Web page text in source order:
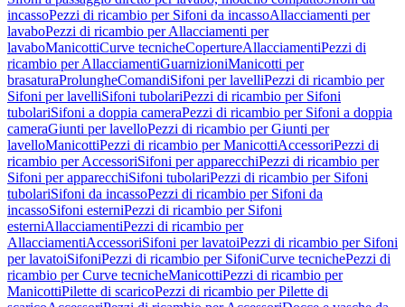
incassoPezzi di ricambio per Sifoni da incassoAllacciamenti per
lavaboPezzi di ricambio per Allacciamenti per
lavaboManicottiCurve tecnicheCopertureAllacciamentiPezzi di
ricambio per AllacciamentiGuarnizioniManicotti per
brasaturaProlungheComandiSifoni per lavelliPezzi di ricambio per
Sifoni per lavelliSifoni tubolariPezzi di ricambio per Sifoni
tubolariSifoni a doppia cameraPezzi di ricambio per Sifoni a doppia
cameraGiunti per lavelloPezzi di ricambio per Giunti per
lavelloManicottiPezzi di ricambio per ManicottiAccessoriPezzi di
ricambio per AccessoriSifoni per apparecchiPezzi di ricambio per
Sifoni per apparecchiSifoni tubolariPezzi di ricambio per Sifoni
tubolariSifoni da incassoPezzi di ricambio per Sifoni da
incassoSifoni esterniPezzi di ricambio per Sifoni
esterniAllacciamentiPezzi di ricambio per
AllacciamentiAccessoriSifoni per lavatoiPezzi di ricambio per Sifoni
per lavatoiSifoniPezzi di ricambio per SifoniCurve tecnichePezzi di
ricambio per Curve tecnicheManicottiPezzi di ricambio per
ManicottiPilette di scaricoPezzi di ricambio per Pilette di